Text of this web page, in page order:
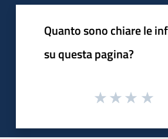
Quanto sono chiare le
su questa pagina?